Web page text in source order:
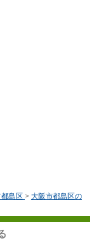
島区 > 大阪市都島区の